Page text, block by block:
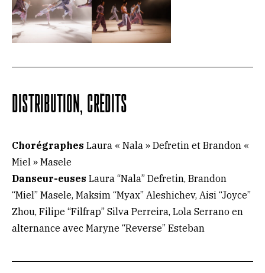
DISTRIBUTION, CRÉDITS
Chorégraphes Laura « Nala » Defretin et Brandon «
Miel » Masele
Danseur-euses Laura “Nala” Defretin, Brandon
“Miel” Masele, Maksim “Myax” Aleshichev, Aisi “Joyce”
Zhou, Filipe “Filfrap” Silva Perreira, Lola Serrano en
alternance avec Maryne “Reverse” Esteban